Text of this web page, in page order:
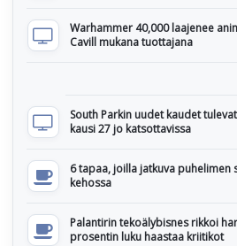
Warhammer 40,000 laajenee
Cavill mukana tuottajana
South Parkin uudet kaudet
kausi 27 jo katsottavissa
6 tapaa, joilla jatkuva puhelimen
kehossa
Palantirin tekoälybisnes rikkoi
prosentin luku haastaa kriitikot